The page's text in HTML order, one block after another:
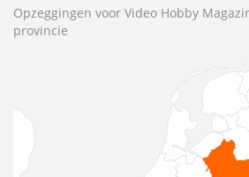
Opzeggingen voor Video Hobby
provincie